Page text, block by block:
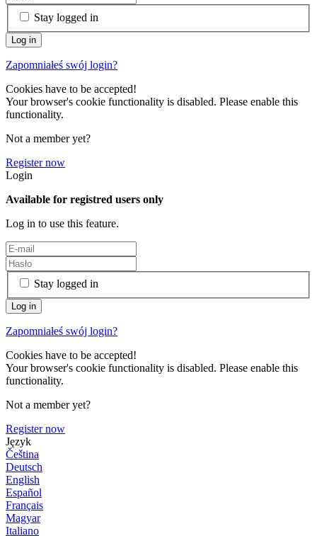
Stay logged in
Zapomniałeś swój login?
Cookies have to be accepted!
Your browser's cookie functionality is disabled. Please enable this
functionality.
Not a member yet?
Register now
Login
Available for registred users only
Log in to use this feature.
Stay logged in
Zapomniałeś swój login?
Cookies have to be accepted!
Your browser's cookie functionality is disabled. Please enable this
functionality.
Not a member yet?
Register now
Język
Čeština
Deutsch
English
Español
Français
Magyar
Italiano